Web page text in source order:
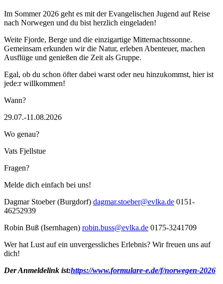
Im Sommer 2026 geht es mit der Evangelischen Jugend auf Reise
nach Norwegen und du bist herzlich eingeladen!
Weite Fjorde, Berge und die einzigartige Mitternachtssonne.
Gemeinsam erkunden wir die Natur, erleben Abenteuer, machen
Ausflüge und genießen die Zeit als Gruppe.
Egal, ob du schon öfter dabei warst oder neu hinzukommst, hier ist
jede:r willkommen!
Wann?
29.07.-11.08.2026
Wo genau?
Vats Fjellstue
Fragen?
Melde dich einfach bei uns!
Dagmar Stoeber (Burgdorf) dagmar.stoeber@evlka.de 0151-
46252939
Robin Buß (Isernhagen) robin.buss@evlka.de 0175-3241709
Wer hat Lust auf ein unvergessliches Erlebnis? Wir freuen uns auf
dich!
Der Anmeldelink ist:https://www.formulare-e.de/f/norwegen-2026